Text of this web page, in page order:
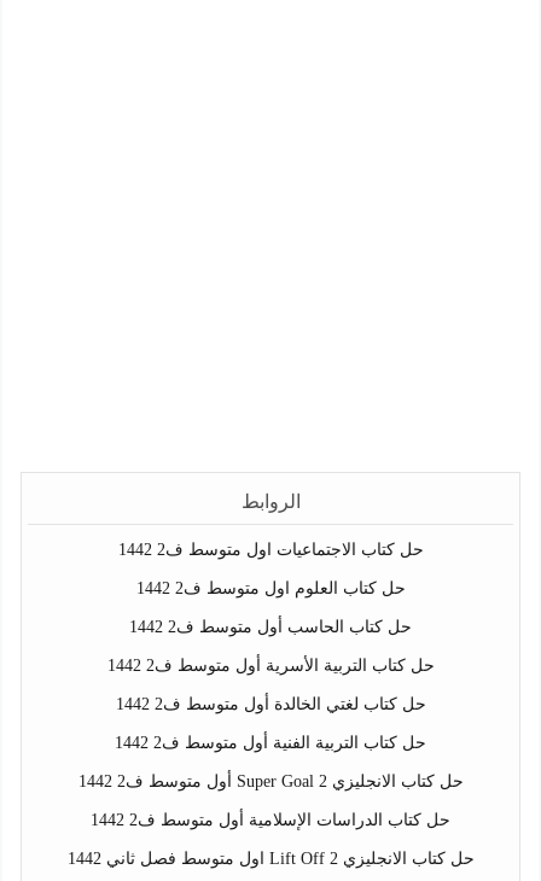
الروابط
حل كتاب الاجتماعيات اول متوسط ف2 1442
حل كتاب العلوم اول متوسط ف2 1442
حل كتاب الحاسب أول متوسط ف2 1442
حل كتاب التربية الأسرية أول متوسط ف2 1442
حل كتاب لغتي الخالدة أول متوسط ف2 1442
حل كتاب التربية الفنية أول متوسط ف2 1442
حل كتاب الانجليزي Super Goal 2 أول متوسط ف2 1442
حل كتاب الدراسات الإسلامية أول متوسط ف2 1442
حل كتاب الانجليزي Lift Off 2 اول متوسط فصل ثاني 1442